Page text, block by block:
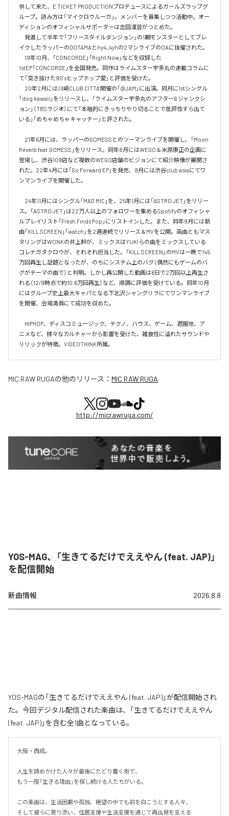
供して来た、E TICKET PRODUCTIONプロデュースによるガールズラップグ
ループ。読み方は「マイクロウルーガ」。メンバーを募集しつつ活動中。オー
ディションのオフィシャルサポーターは吉田凜音がつとめた。
発進して半年で「フリースタイルダンジョン」の1期モンスターとしてブレ
イクしたラッパーのDOTAMAとhy4_4yhの2マンライブのOAに抜擢された。
19年10月、「CONCORDE」「Right Now」などを収録した
1stEP「CONCORDE」を全国発売。同作はライムスター宇多丸の連載コラムに
て「突き抜けた90’sヒップホップ愛」と評価を受けた。
20年2月には川崎CLUB CITTA’開催の「@JAM」に出演。同月に1stシングル
「dog kawaii」をリリースし、「ライムスター宇多丸のアフター6 ジャンクシ
ョン」（TBSラジオ）にて「本格的にきっちりやり切ることで批評性すら出て
いる」「めちゃめちゃキャッチー」と評された。
21年6月には、ラッパーのGOMESSとのツーマンライブを開催し、「Moon
Reverb feat.GOMESS」をリリース。同年8月にはWEGO＆米原康正の企画に
登場し、渋谷109店など複数のWEGO店舗のビジョンにて紹介映像が展開さ
れた。22年4月には「Go Forward EP」を発売、9月には渋谷club asiaにてワ
ンマンライブを開催した。
24年11月にはシングル「MAD MIC」を、25年1月には「ASTRO JET」をリリー
ス。「ASTRO JET」は22万人以上のフォロワーを集めるSpotifyのオフィシャ
ルプレイリスト「Fresh Finds Pop」にリストインした。また、同年9月には新
曲「KILL SCREEN」「watch」を2週連続でリリース＆MVを公開。両曲ともマス
タリングはWONKの井上幹が、ミックスはYUKIらの曲をミックスしている
コレナガタクロウが、それぞれ担当した。「KILL SCREEN」のMVは一晩で145
万回再生し話題となったが、のちにシステム上のバグ（偶然にもゲームのバ
グがテーマの曲で）と判明。しかし再公開した動画は6日で2万回以上再生さ
れる（12/9時点で約10.6万回再生）など、順調に評価を受けている。同年10月
にはグループ史上最大キャパとなる下北沢シャングリラにてワンマンライブ
を開催、会場満員にて成功を収めた。
HIPHOP、ディスコミュージック、テクノ、ハウス、ゲーム、遊園地、ア
ニメなど、様々なカルチャーから影響を受けた、雑食性に溢れたサウンドや
リリックが特徴。VIDEOTHINK所属。
MIC RAW RUGAの他のリリース： MIC RAW RUGA
http://micrawruga.com/
YOS-MAG、「生きてるだけでええやん (feat. JAP)」
を配信開始
新曲情報 2026.8.8
YOS-MAGの「生きてるだけでええやん (feat. JAP)」が配信開始され
た。今回デジタル配信された楽曲は、「生きてるだけでええやん
(feat. JAP)」を含む全1曲となっている。
大阪・西成。
人生を諦めかけた人々が最後にたどり着く街で、
もう一度「生きる理由」を探し続ける人たちがいる。
この楽曲は、生活困窮や孤独、絶望の中でも前を向こうとする人々、
そして彼らに寄り添い、住居支援や生活支援を通じて再出発を支える